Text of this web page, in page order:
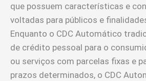
que possuem características e
voltadas para públicos e
Enquanto o CDC Automático
de crédito pessoal para o
ou serviços com parcelas fixas e
prazos determinados, o CDC